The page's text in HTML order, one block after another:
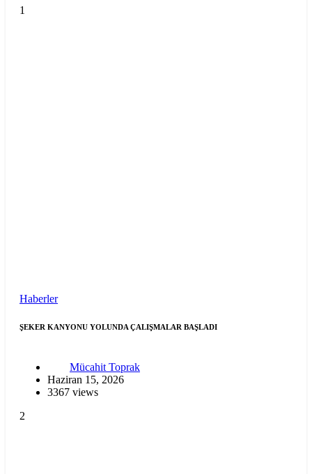
1
Haberler
ŞEKER KANYONU YOLUNDA ÇALIŞMALAR BAŞLADI
Mücahit Toprak
Haziran 15, 2026
3367 views
2